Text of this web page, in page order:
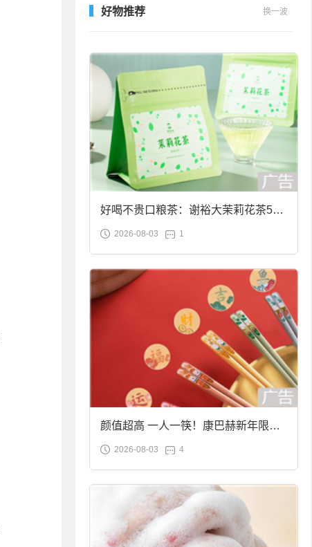
好物推荐 换一波
好喝不贵口粮茶：谢裕大茉莉花茶50g
袋装9.9元到手
2026-08-03 1
颜值超高 一人一筷！康巴赫新年限定
合金筷子大促：19.9元
2026-08-03 4